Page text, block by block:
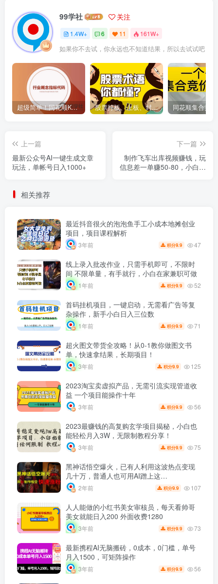
99学社 关注
1.4W+ 6 11 161W+
如果你不去试，你永远也不知道结果，所以去试试吧
超级简单！同花顺K线界面显示行业概念指标代码图解 股票打板、上板、封板、翘板、炸板是什么意思？炒股你必须懂的暗语！
上一篇
最新公众号AI一键生成文章
玩法，单帐号日入1000+
下一篇
制作飞车出库视频赚钱，玩
信息差一单赚50-80，小白也
相关推荐
最近抖音很火的泡泡鱼手工小成本地摊创业
项目，项目课程解析
3年前 积分9.9 47
线上录入批改作业，只需手机即可，不限时
间 不限单量，有手就行，小白在家兼职可做
1年前 积分9.9 52
首码挂机项目，一键启动，无需看广告等复
杂操作，新手小白日入三位数
1年前 积分9.9 71
超火图文带货全攻略！从0-1教你做图文书
单，快速拿结果，长期项目！
3年前 积分9.9 125
2023淘宝卖虚拟产品，无需引流实现管道收
益 一个项目能操作十年
3年前 积分9.9 56
2023最赚钱的高复购玄学项目揭秘，小白也
能轻松月入3W，无限制教程分享！
3年前 积分9.9 75
黑神话悟空爆火，已有人利用这波热点变现
几十万，普通人也可用AI蹭上这…
2年前 积分9.9 107
人人能做的小红书美女审核员，每天看帅哥
美女就能日入200 外面收费1280
3年前 积分9.9 73
最新携程AI无脑搬砖，0成本，0门槛，单号
月入1500，可矩阵操作
3年前 积分9.9 56